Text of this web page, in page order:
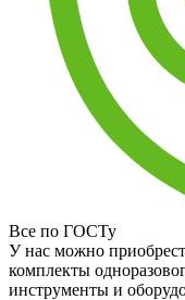
Все по ГОСТу
У нас можно
комплекты
инструменты и